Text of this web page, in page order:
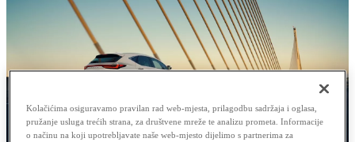
Kolačićima osiguravamo pravilan rad web-mjesta, prilagodbu sadržaja i oglasa,
pružanje usluga trećih strana, za društvene mreže te analizu prometa. Informacije
o načinu na koji upotrebljavate naše web-mjesto dijelimo s partnerima za